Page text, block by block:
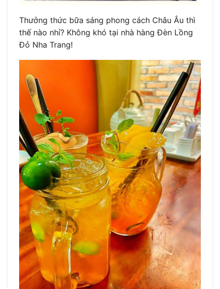
Thưởng thức bữa sáng phong cách Châu Âu thì
thế nào nhỉ? Không khó tại nhà hàng Đèn Lồng
Đỏ Nha Trang!